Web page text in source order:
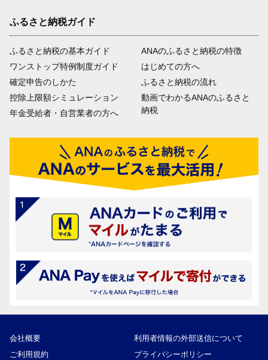
ふるさと納税ガイド
ふるさと納税の基本ガイド
ワンストップ特例制度ガイド
確定申告のしかた
控除上限額シミュレーション
年金受給者・自営業者の方へ
ANAのふるさと納税の特徴
はじめての方へ
ふるさと納税の流れ
動画でわかるANAのふるさと
納税
会社概要
利用者情報の外部送信について
ご利用規約
プライバシーポリシー